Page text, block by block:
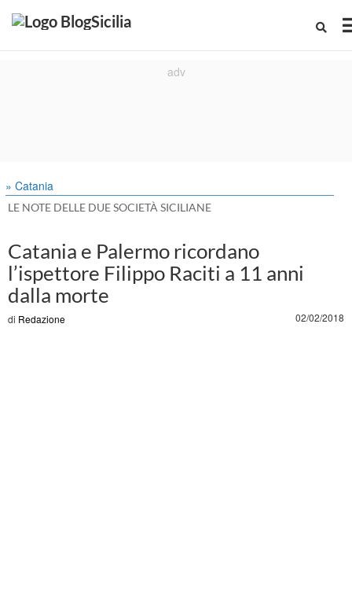
» Catania
LE NOTE DELLE DUE SOCIETÀ SICILIANE
Catania e Palermo ricordano
l’ispettore Filippo Raciti a 11 anni
dalla morte
di Redazione 02/02/2018